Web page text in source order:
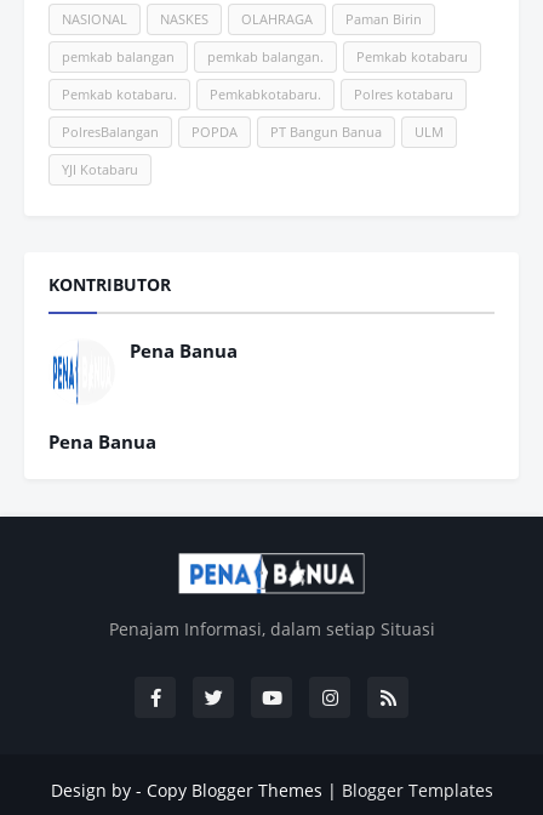
NASIONAL NASKES OLAHRAGA Paman Birin
pemkab balangan pemkab balangan. Pemkab kotabaru
Pemkab kotabaru. Pemkabkotabaru. Polres kotabaru
PolresBalangan POPDA PT Bangun Banua ULM
YJI Kotabaru
KONTRIBUTOR
Pena Banua
Pena Banua
Penajam Informasi, dalam setiap Situasi
Design by - Copy Blogger Themes | Blogger Templates